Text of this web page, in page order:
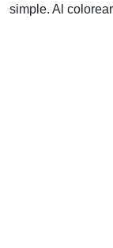
simple. Al